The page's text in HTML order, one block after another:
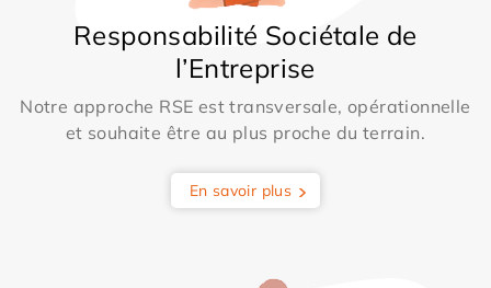
Responsabilité Sociétale de
l’Entreprise
Notre approche RSE est transversale, opérationnelle
et souhaite être au plus proche du terrain.
En savoir plus